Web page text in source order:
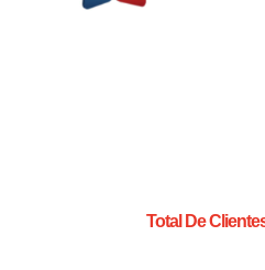
Total De